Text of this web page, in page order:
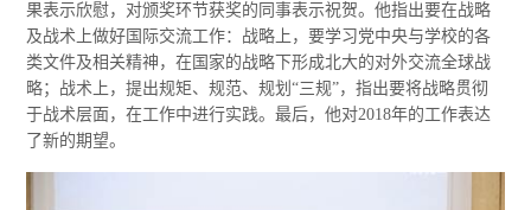
果表示欣慰，对颁奖环节获奖的同事表示祝贺。他指出要在战略
及战术上做好国际交流工作：战略上，要学习党中央与学校的各
类文件及相关精神，在国家的战略下形成北大的对外交流全球战
略；战术上，提出规矩、规范、规划“三规”，指出要将战略贯彻
于战术层面，在工作中进行实践。最后，他对2018年的工作表达
了新的期望。